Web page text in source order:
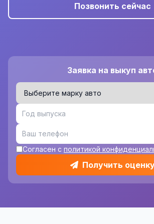
Позвонить сейчас
Заявка на выкуп
Согласен с политикой
Получить